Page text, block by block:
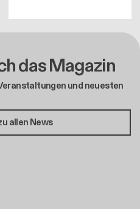
das Magazin
und neuesten
allen News